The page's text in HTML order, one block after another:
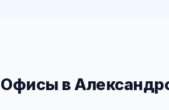
Офисы в